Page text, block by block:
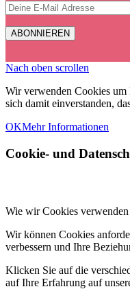
Nach oben scrollen
Wir verwenden Cookies um
sich damit einverstanden,
OKMehr Informationen
Cookie- und
Wie wir Cookies verwenden
Wir können Cookies
verbessern und Ihre
Klicken Sie auf die
auf Ihre Erfahrung auf